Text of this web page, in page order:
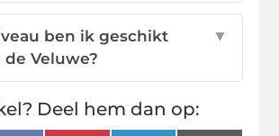
ben ik geschikt
de Veluwe?
▼
Deel hem dan op: